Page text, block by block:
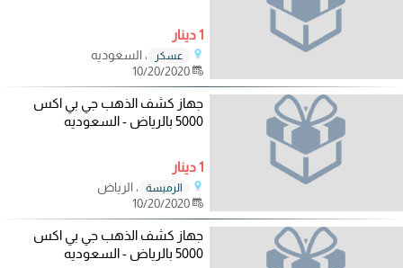
1 دينار
عسكر
، السعوديه
10/20/2020
جهاز كشف الذهب جي بي اكس
5000 بالرياض - السعوديه
1 دينار
الرميسة
، الرياض
10/20/2020
جهاز كشف الذهب جي بي اكس
5000 بالرياض - السعوديه